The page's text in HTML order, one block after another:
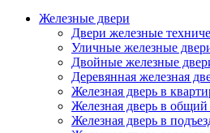
Железные двери
Двери железные
Уличные железные
Двойные железные
Деревянная железная
Железная дверь в
Железная дверь в общий
Железная дверь в